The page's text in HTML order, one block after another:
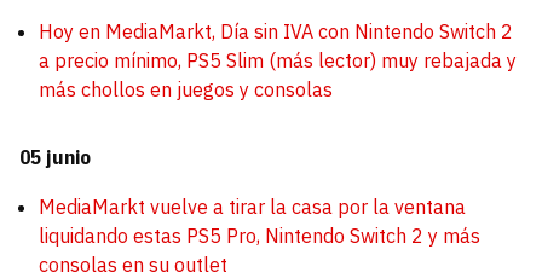
Hoy en MediaMarkt, Día sin IVA con Nintendo Switch 2
a precio mínimo, PS5 Slim (más lector) muy rebajada y
más chollos en juegos y consolas
05 junio
MediaMarkt vuelve a tirar la casa por la ventana
liquidando estas PS5 Pro, Nintendo Switch 2 y más
consolas en su outlet